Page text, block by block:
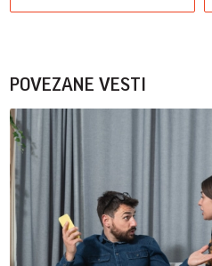
POVEZANE VESTI